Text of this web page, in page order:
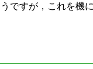
ですが，これを機